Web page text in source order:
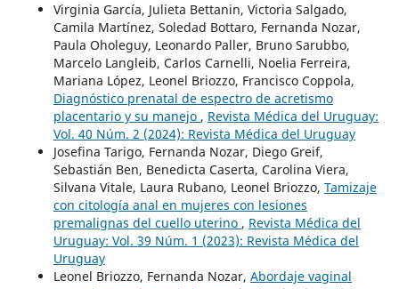
Virginia García, Julieta Bettanin, Victoria Salgado,
Camila Martínez, Soledad Bottaro, Fernanda Nozar,
Paula Oholeguy, Leonardo Paller, Bruno Sarubbo,
Marcelo Langleib, Carlos Carnelli, Noelia Ferreira,
Mariana López, Leonel Briozzo, Francisco Coppola,
Diagnóstico prenatal de espectro de acretismo
placentario y su manejo , Revista Médica del Uruguay:
Vol. 40 Núm. 2 (2024): Revista Médica del Uruguay
Josefina Tarigo, Fernanda Nozar, Diego Greif,
Sebastián Ben, Benedicta Caserta, Carolina Viera,
Silvana Vitale, Laura Rubano, Leonel Briozzo, Tamizaje
con citología anal en mujeres con lesiones
premalignas del cuello uterino , Revista Médica del
Uruguay: Vol. 39 Núm. 1 (2023): Revista Médica del
Uruguay
Leonel Briozzo, Fernanda Nozar, Abordaje vaginal